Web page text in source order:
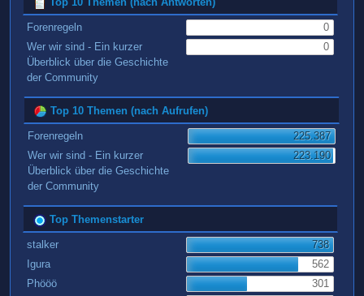
Forenregeln
0
Wer wir sind - Ein kurzer
Überblick über die Geschichte
der Community
0
Top 10 Themen (nach Aufrufen)
Forenregeln
225.387
Wer wir sind - Ein kurzer
Überblick über die Geschichte
der Community
223.190
Top Themenstarter
stalker
738
Igura
562
Phööö
301